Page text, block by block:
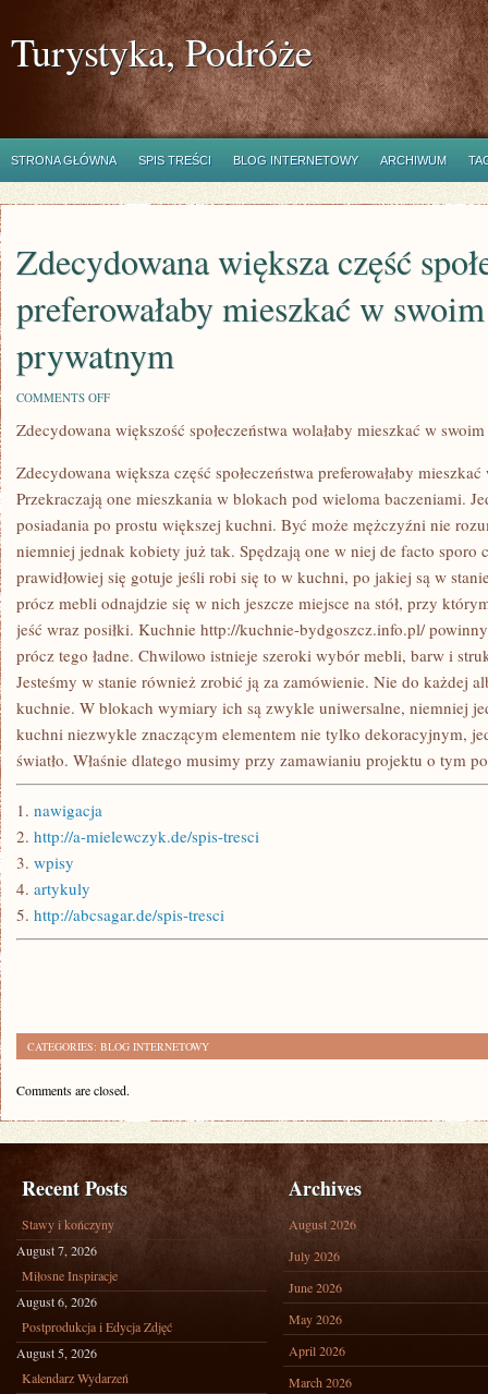
Turystyka, Podróże
STRONA GŁÓWNA SPIS TREŚCI BLOG INTERNETOWY ARCHIWUM
Zdecydowana większa część
preferowałaby mieszkać w
prywatnym
COMMENTS OFFON
WIĘKSZA
CZĘŚĆ
PREFEROWAŁABY
MIESZKAĆ
SWOIM
DOMU
PRYWATNYM
Zdecydowana większość społeczeństwa wolałaby mieszkać w
Zdecydowana większa część społeczeństwa preferowałaby
Przekraczają one mieszkania w blokach pod wieloma baczeniami.
posiadania po prostu większej kuchni. Być może mężczyźni nie
niemniej jednak kobiety już tak. Spędzają one w niej de facto sporo
prawidłowiej się gotuje jeśli robi się to w kuchni, po jakiej są w
prócz mebli odnajdzie się w nich jeszcze miejsce na stół, przy
jeść wraz posiłki. Kuchnie http://kuchnie-bydgoszcz.info.pl/
prócz tego ładne. Chwilowo istnieje szeroki wybór mebli, barw i
Jesteśmy w stanie również zrobić ją za zamówienie. Nie do każdej
kuchnie. W blokach wymiary ich są zwykle uniwersalne, niemniej
kuchni niezwykle znaczącym elementem nie tylko dekoracyjnym,
światło. Właśnie dlatego musimy przy zamawianiu projektu o tym
1. nawigacja
2. http://a-mielewczyk.de/spis-tresci
3. wpisy
4. artykuly
5. http://abcsagar.de/spis-tresci
CATEGORIES: BLOG INTERNETOWY
Comments are closed.
Recent Posts
Stawy i kończyny
August 7, 2026
Miłosne Inspiracje
August 6, 2026
Postprodukcja i Edycja Zdjęć
August 5, 2026
Kalendarz Wydarzeń
Archives
August 2026
July 2026
June 2026
May 2026
April 2026
March 2026